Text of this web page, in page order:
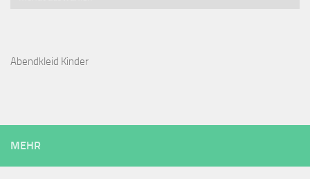
Abendkleid Kinder
MEHR